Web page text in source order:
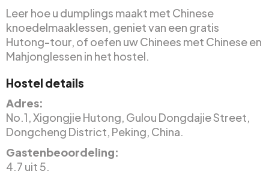
Leer hoe u dumplings maakt met Chinese
knoedelmaaklessen, geniet van een gratis
Hutong-tour, of oefen uw Chinees met Chinese en
Mahjonglessen in het hostel.
Hostel details
Adres:
No.1, Xigongjie Hutong, Gulou Dongdajie Street,
Dongcheng District, Peking, China.
Gastenbeoordeling:
4.7 uit 5.